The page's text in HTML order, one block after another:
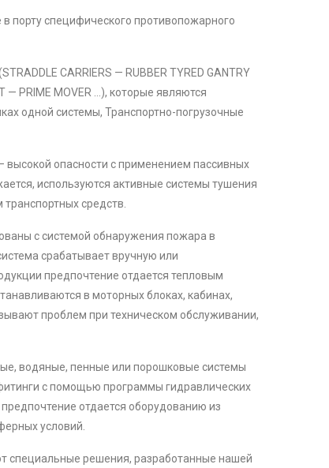
порту специфического противопожарного
CARRIERS — RUBBER TYRED GANTRY
— PRIME MOVER …), которые являются
одной системы, Транспортно-погрузочные
высокой опасности с применением пассивных
используются активные системы тушения
средств.
с системой обнаружения пожара в
срабатывает вручную или
предпочтение отдается тепловым
в моторных блоках, кабинах,
проблем при техническом обслуживании,
водяные, пенные или порошковые системы
с помощью программы гидравлических
отдается оборудованию из
условий.
специальные решения, разработанные нашей